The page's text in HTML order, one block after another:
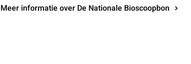
Meer informatie over De Nationale Bioscoopbon